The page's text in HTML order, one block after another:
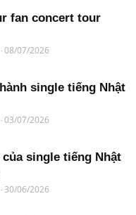
fan concert tour
-08/07/2026
single tiếng Nhật
-03/07/2026
single tiếng Nhật
- 30/06/2026